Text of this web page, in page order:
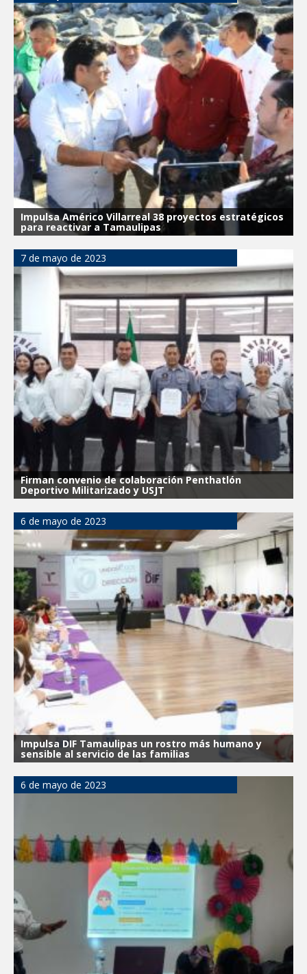
Impulsa Américo Villarreal 38 proyectos estratégicos
para reactivar a Tamaulipas
7 de mayo de 2023
Firman convenio de colaboración Penthatlón
Deportivo Militarizado y USJT
6 de mayo de 2023
Impulsa DIF Tamaulipas un rostro más humano y
sensible al servicio de las familias
6 de mayo de 2023